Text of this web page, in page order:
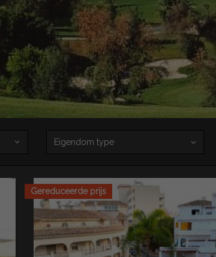
Eigendom type
Gereduceerde prijs